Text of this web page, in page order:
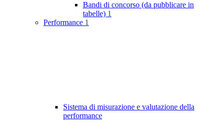
Bandi di concorso (da pubblicare in
tabelle) 1
Performance 1
Sistema di misurazione e valutazione della
performance